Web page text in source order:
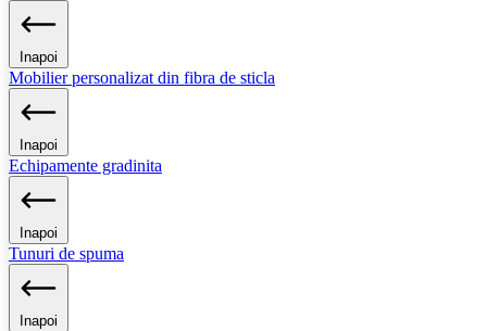
Inapoi
Mobilier personalizat din fibra de sticla
Inapoi
Echipamente gradinita
Inapoi
Tunuri de spuma
Inapoi